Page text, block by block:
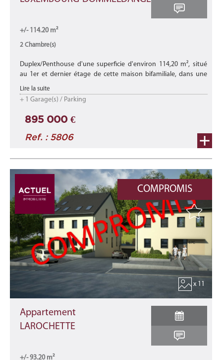
+/- 114.20 m²
2 Chambre(s)
Duplex/Penthouse d'une superficie d'environ 114,20 m², situé
au 1er et dernier étage de cette maison bifamiliale, dans une
rue calme et agréable offrant à ses occupants une vue dégagée
et verdo ...
Lire la suite
+ 1 Garage(s) / Parking
895 000 €
Ref. : 5806
COMPROMIS
x 11
Appartement
LAROCHETTE
+/- 93.20 m²